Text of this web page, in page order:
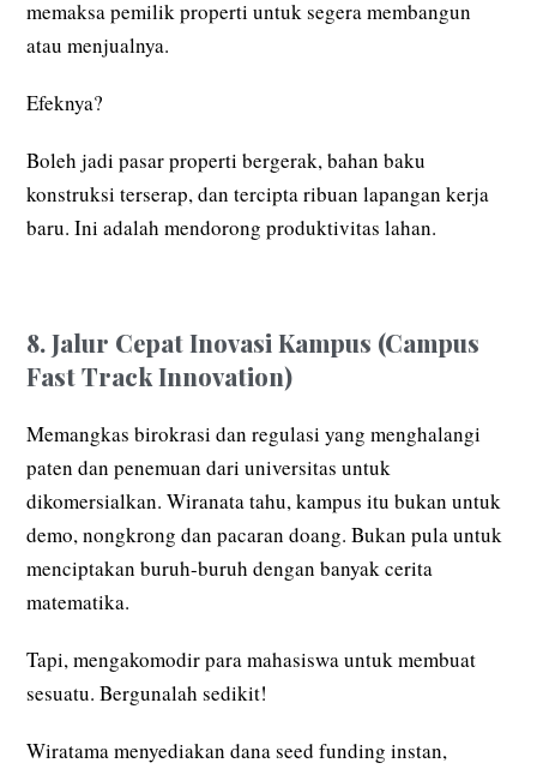
memaksa pemilik properti untuk segera membangun
atau menjualnya.
Efeknya?
Boleh jadi pasar properti bergerak, bahan baku
konstruksi terserap, dan tercipta ribuan lapangan kerja
baru. Ini adalah mendorong produktivitas lahan.
8. Jalur Cepat Inovasi Kampus (Campus
Fast Track Innovation)
Memangkas birokrasi dan regulasi yang menghalangi
paten dan penemuan dari universitas untuk
dikomersialkan. Wiranata tahu, kampus itu bukan untuk
demo, nongkrong dan pacaran doang. Bukan pula untuk
menciptakan buruh-buruh dengan banyak cerita
matematika.
Tapi, mengakomodir para mahasiswa untuk membuat
sesuatu. Bergunalah sedikit!
Wiratama menyediakan dana seed funding instan,